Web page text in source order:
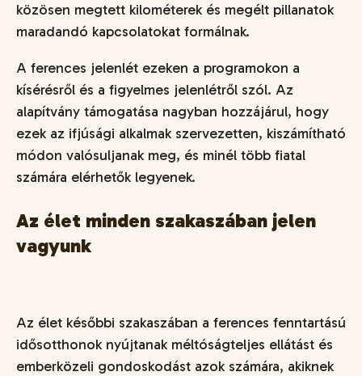
közösen megtett kilométerek és megélt pillanatok
maradandó kapcsolatokat formálnak.
A ferences jelenlét ezeken a programokon a
kísérésről és a figyelmes jelenlétről szól. Az
alapítvány támogatása nagyban hozzájárul, hogy
ezek az ifjúsági alkalmak szervezetten, kiszámítható
módon valósuljanak meg, és minél több fiatal
számára elérhetők legyenek.
Az élet minden szakaszában jelen
vagyunk
Az élet későbbi szakaszában a ferences fenntartású
idősotthonok nyújtanak méltóságteljes ellátást és
emberközeli gondoskodást azok számára, akiknek